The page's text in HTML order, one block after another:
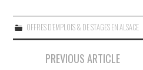
OFFRES D'EMPLOIS & DE STAGES EN ALSACE
NavigationPREVIOUS ARTICLE